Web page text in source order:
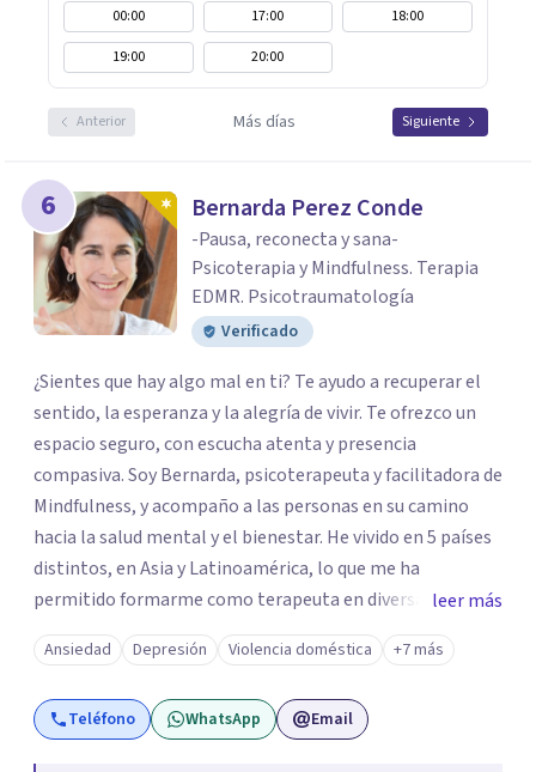
00:00 17:00
18:00
19:00
20:00
Anterior Más días Siguiente
6 Bernarda Perez Conde
-Pausa, reconecta y sana-
Psicoterapia y Mindfulness. Terapia
EDMR. Psicotraumatología
Verificado
¿Sientes que hay algo mal en ti? Te ayudo a recuperar el
sentido, la esperanza y la alegría de vivir. Te ofrezco un
espacio seguro, con escucha atenta y presencia
compasiva. Soy Bernarda, psicoterapeuta y facilitadora de
Mindfulness, y acompaño a las personas en su camino
hacia la salud mental y el bienestar. He vivido en 5 países
distintos, en Asia y Latinoamérica, lo que me ha
permitido formarme como terapeuta en diversas
técnicas e idiomas y trabajar con personas de un amplio
espectro de culturas, historias y profesiones. Al ser
promotora de Mindfulness como habilitador para una
vida más satisfactoria, mi proceso de psicoterapia se
leer más
Ansiedad Depresión Violencia doméstica +7 más
Teléfono WhatsApp Email